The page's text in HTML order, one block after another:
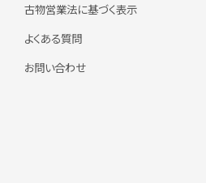
古物営業法に基づく表示
よくある質問
お問い合わせ